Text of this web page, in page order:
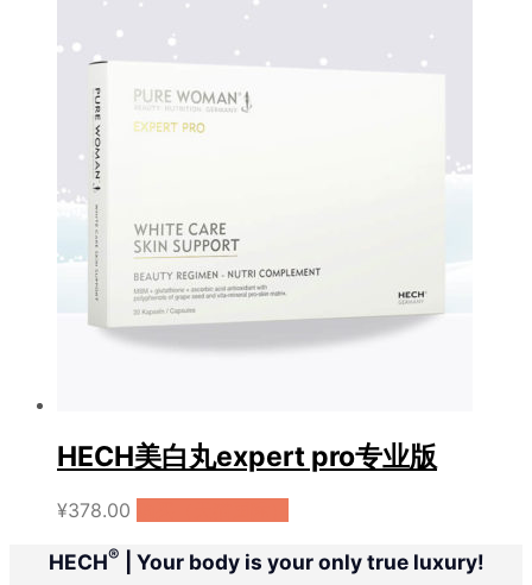
HECH美白丸expert pro专业版
¥378.00
HECH® | Your body is your only true luxury!